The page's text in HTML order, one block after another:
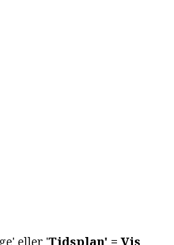
eller 'Tidsplan' = Vis